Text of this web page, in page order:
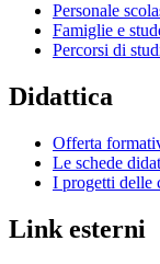
Personale
Famiglie e
Percorsi di
Didattica
Offerta
Le schede
I progetti delle
Link esterni